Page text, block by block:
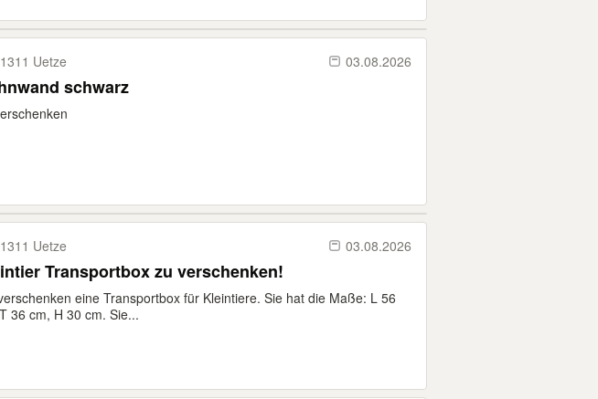
Uetze 03.08.2026
schwarz
Uetze 03.08.2026
Transportbox zu verschenken!
eine Transportbox für Kleintiere. Sie hat die Maße: L 56
36 cm, H 30 cm. Sie...